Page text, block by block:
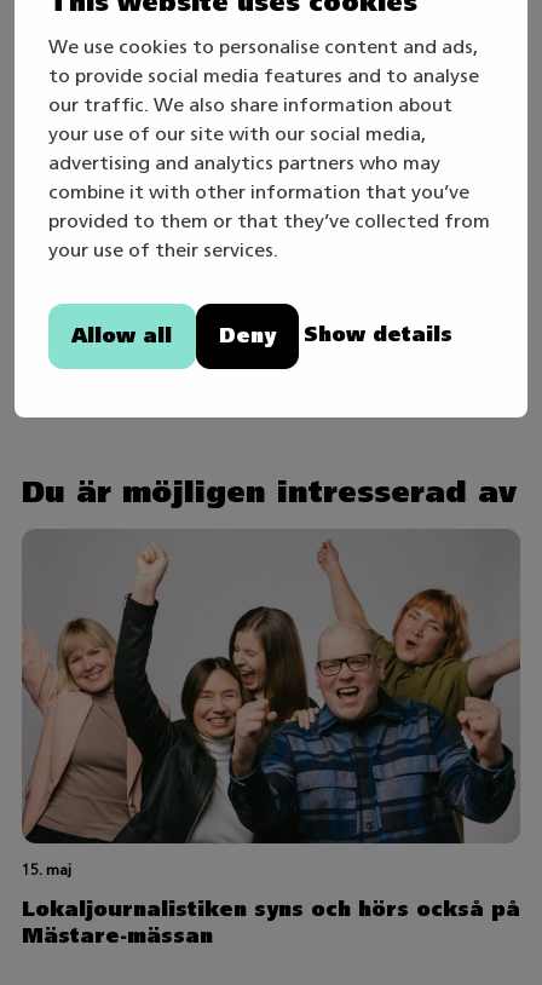
We use cookies to personalise content and ads,
to provide social media features and to analyse
our traffic. We also share information about
your use of our site with our social media,
advertising and analytics partners who may
combine it with other information that you’ve
provided to them or that they’ve collected from
your use of their services.
Allow all Deny Show details
Linkedin
Youtube
Författare:
Tuomas Syyrakki
Dela artikeln
Du är möjligen intresserad av
15. maj
Lokaljournalistiken syns och hörs också på
Mästare-mässan